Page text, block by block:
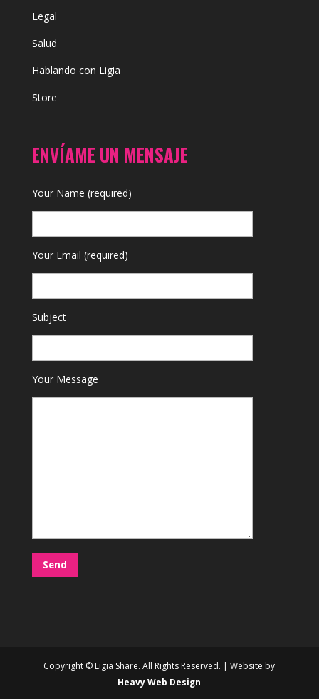
Legal
Salud
Hablando con Ligia
Store
ENVÍAME UN MENSAJE
Your Name (required)
Your Email (required)
Subject
Your Message
Copyright © Ligia Share. All Rights Reserved. | Website by
Heavy Web Design